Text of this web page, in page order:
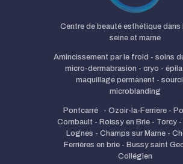
Centre de beauté esthétique dans
seine et marne
Amincissement par le froid - soins
micro-dermabrasion - cryo -
maquillage permanent -
microblanding
Pontcarré - Ozoir-la-Ferrière -
Combault - Roissy en Brie - Torcy -
Lognes - Champs sur Marne -
Ferrières en brie - Bussy saint
Collégien